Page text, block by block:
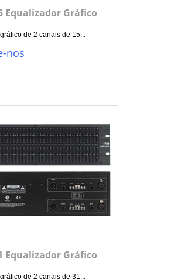
Equalizador Gráfico
de 2 canais de 15...
nos
Equalizador Gráfico
de 2 canais de 31...